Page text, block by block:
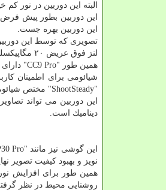
البته این دوربین در نور
این دوربین بهره جست.
تصویری كه توسط این
لنز فوق عریض ۲۰ مگاپیكسلی نیز با وضوح فوق العاده از میدان دید ۱۱۷ درجه برخوردارست.
همین طور "CC9 Pro" دارای یك دوربین سلفی ۳۲ مگاپیكسلی است.
"ShootSteady" مختص شیائومی نیز برای ضبط تصاویر 4K استفاده می نماید.
دینامیك است.
این گوشی نیز مانند "P30 Pro" هوآوی و "پیكسل ۴"
نویز و بهبود كیفیت تصویر
روشنایی محیط در نظر